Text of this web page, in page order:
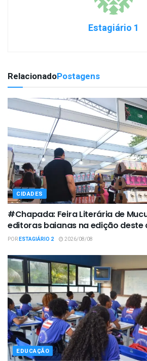
Estagiário 1
RelacionadoPostagens
CIDADES
#Chapada: Feira Literária de
editoras baianas na edição deste
PORESTAGIÁRIO 2 2026/08/08
EDUCAÇÃO